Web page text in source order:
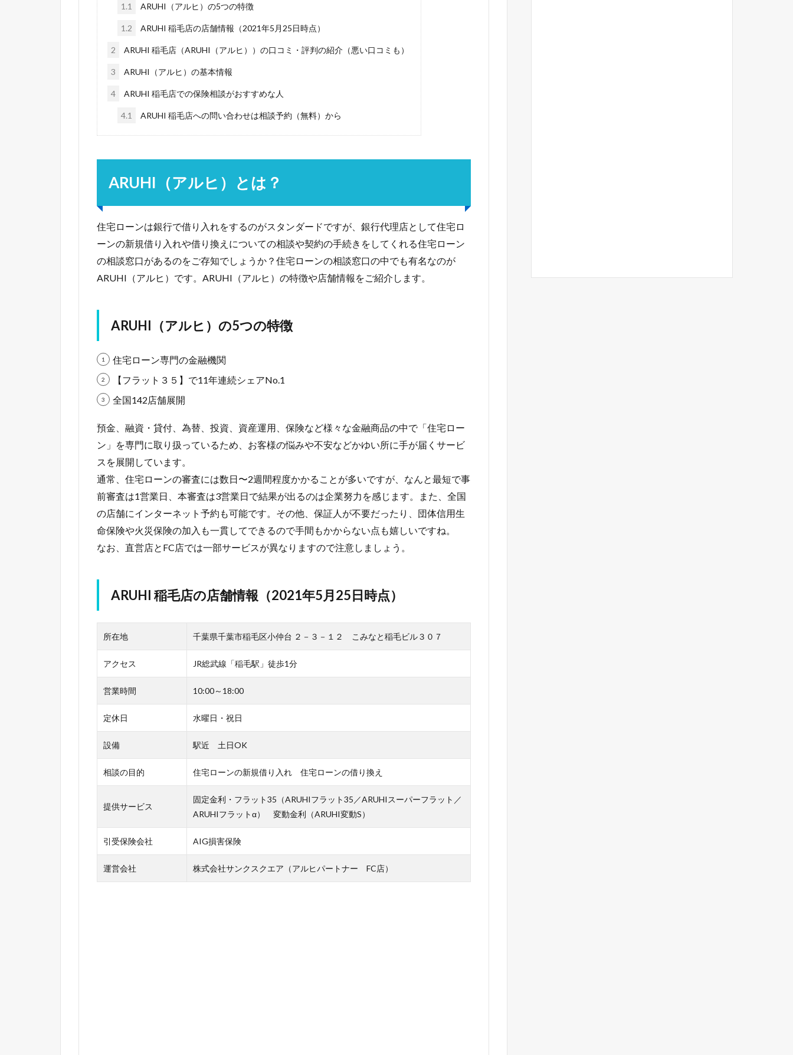
1.1 ARUHI（アルヒ）の5つの特徴
1.2 ARUHI 稲毛店の店舗情報（2021年5月25日時点）
2 ARUHI 稲毛店（ARUHI（アルヒ））の口コミ・評判の紹介（悪い口コミも）
3 ARUHI（アルヒ）の基本情報
4 ARUHI 稲毛店での保険相談がおすすめな人
4.1 ARUHI 稲毛店への問い合わせは相談予約（無料）から
ARUHI（アルヒ）とは？
住宅ローンは銀行で借り入れをするのがスタンダードですが、銀行代理店として住宅ロ
ーンの新規借り入れや借り換えについての相談や契約の手続きをしてくれる住宅ローン
の相談窓口があるのをご存知でしょうか？住宅ローンの相談窓口の中でも有名なのが
ARUHI（アルヒ）です。ARUHI（アルヒ）の特徴や店舗情報をご紹介します。
ARUHI（アルヒ）の5つの特徴
住宅ローン専門の金融機関
【フラット３５】で11年連続シェアNo.1
全国142店舗展開
預金、融資・貸付、為替、投資、資産運用、保険など様々な金融商品の中で「住宅ロー
ン」を専門に取り扱っているため、お客様の悩みや不安などかゆい所に手が届くサービ
スを展開しています。
通常、住宅ローンの審査には数日〜2週間程度かかることが多いですが、なんと最短で事
前審査は1営業日、本審査は3営業日で結果が出るのは企業努力を感じます。また、全国
の店舗にインターネット予約も可能です。その他、保証人が不要だったり、団体信用生
命保険や火災保険の加入も一貫してできるので手間もかからない点も嬉しいですね。
なお、直営店とFC店では一部サービスが異なりますので注意しましょう。
ARUHI 稲毛店の店舗情報（2021年5月25日時点）
所在地 千葉県千葉市稲毛区小仲台 ２－３－１２ こみなと稲毛ビル３０７
アクセス JR総武線「稲毛駅」徒歩1分
営業時間 10:00～18:00
定休日 水曜日・祝日
設備 駅近 土日OK
相談の目的 住宅ローンの新規借り入れ 住宅ローンの借り換え
提供サービス
固定金利・フラット35（ARUHIフラット35／ARUHIスーパーフラット／
ARUHIフラットα） 変動金利（ARUHI変動S）
引受保険会社 AIG損害保険
運営会社 株式会社サンクスクエア（アルヒパートナー FC店）